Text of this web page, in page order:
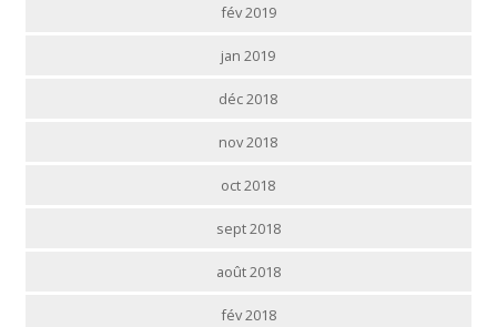
fév 2019
jan 2019
déc 2018
nov 2018
oct 2018
sept 2018
août 2018
fév 2018